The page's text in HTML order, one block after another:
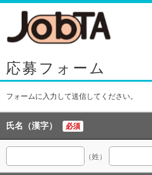
応募フォーム
フォームに入力して送信してください。
氏名（漢字） 必須
（姓）